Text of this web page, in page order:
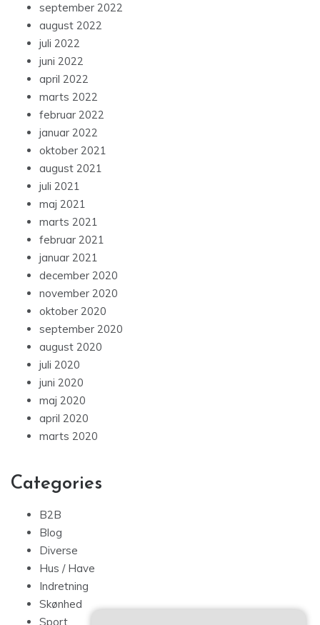
september 2022
august 2022
juli 2022
juni 2022
april 2022
marts 2022
februar 2022
januar 2022
oktober 2021
august 2021
juli 2021
maj 2021
marts 2021
februar 2021
januar 2021
december 2020
november 2020
oktober 2020
september 2020
august 2020
juli 2020
juni 2020
maj 2020
april 2020
marts 2020
Categories
B2B
Blog
Diverse
Hus / Have
Indretning
Skønhed
Sport